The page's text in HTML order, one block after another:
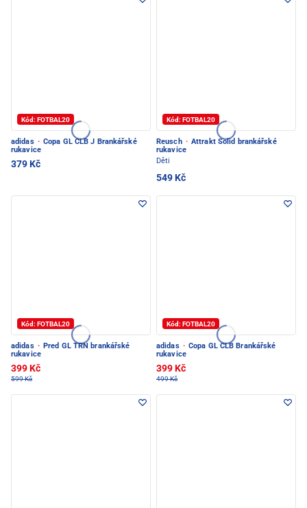
Kód: FOTBAL20
adidas · Copa GL CLB J Brankářské
rukavice
379 Kč
Kód: FOTBAL20
Reusch · Attrakt Solid brankářské
rukavice
Děti
549 Kč
Kód: FOTBAL20
adidas · Pred GL TRN brankářské
rukavice
399 Kč
599 Kč
Kód: FOTBAL20
adidas · Copa GL CLB Brankářské
rukavice
399 Kč
499 Kč